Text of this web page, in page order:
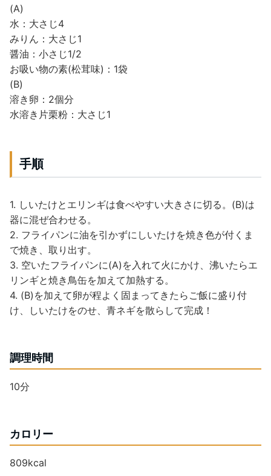
(A)
水：大さじ4
みりん：大さじ1
醤油：小さじ1/2
お吸い物の素(松茸味)：1袋
(B)
溶き卵：2個分
水溶き片栗粉：大さじ1
手順
1. しいたけとエリンギは食べやすい大きさに切る。(B)は
器に混ぜ合わせる。
2. フライパンに油を引かずにしいたけを焼き色が付くま
で焼き、取り出す。
3. 空いたフライパンに(A)を入れて火にかけ、沸いたらエ
リンギと焼き鳥缶を加えて加熱する。
4. (B)を加えて卵が程よく固まってきたらご飯に盛り付
け、しいたけをのせ、青ネギを散らして完成！
調理時間
10分
カロリー
809kcal